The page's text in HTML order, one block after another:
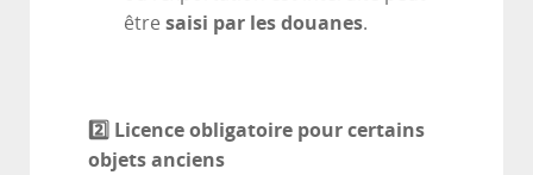
être saisi par les douanes.
2️ ⃣ Licence obligatoire pour certains
objets anciens